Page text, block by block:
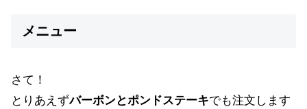
メニュー
さて！
とりあえずバーボンとポンドステーキでも注文します